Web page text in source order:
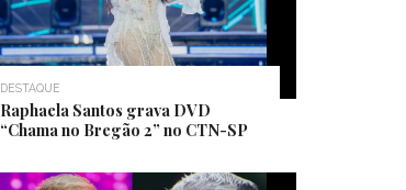
DESTAQUE
Raphaela Santos grava DVD
“Chama no Bregão 2” no CTN-SP